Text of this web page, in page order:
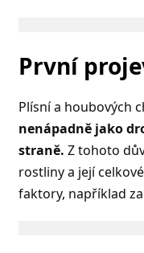
První
Plísní a houbových
nenápadně jako
straně. Z tohoto
rostliny a její
faktory, například